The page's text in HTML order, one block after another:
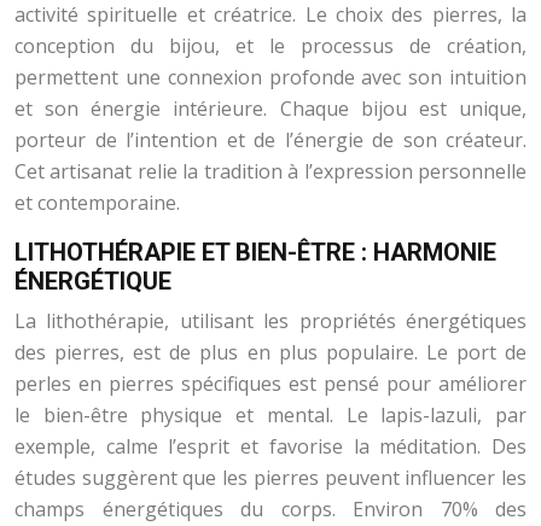
activité spirituelle et créatrice. Le choix des pierres, la
conception du bijou, et le processus de création,
permettent une connexion profonde avec son intuition
et son énergie intérieure. Chaque bijou est unique,
porteur de l’intention et de l’énergie de son créateur.
Cet artisanat relie la tradition à l’expression personnelle
et contemporaine.
LITHOTHÉRAPIE ET BIEN-ÊTRE : HARMONIE
ÉNERGÉTIQUE
La lithothérapie, utilisant les propriétés énergétiques
des pierres, est de plus en plus populaire. Le port de
perles en pierres spécifiques est pensé pour améliorer
le bien-être physique et mental. Le lapis-lazuli, par
exemple, calme l’esprit et favorise la méditation. Des
études suggèrent que les pierres peuvent influencer les
champs énergétiques du corps. Environ 70% des